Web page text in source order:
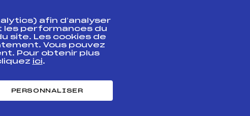
de l’athlète
professionnel
afin d’analyser
les performances du
site. Les cookies de
Vous pouvez
Pour obtenir plus
ici.
PERSONNALISER